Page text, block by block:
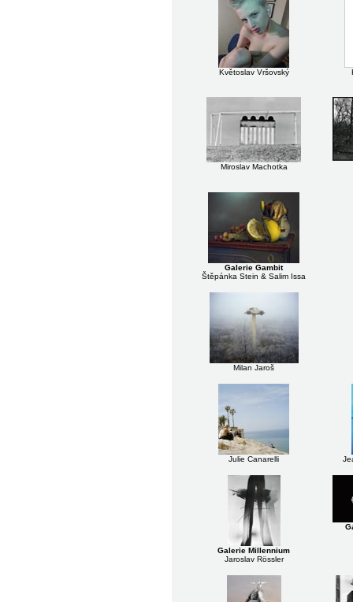
Květoslav Vršovský
Miroslav Machotka
Galerie Gambit
Štěpánka Stein & Salim Issa
Milan Jaroš
Julie Canarelli
Galerie Millennium
Jaroslav Rössler